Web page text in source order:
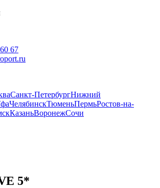
67
Санкт-ПетербургНижний
ЧелябинскТюменьПермьРостов-на-
КазаньВоронежСочи
5*